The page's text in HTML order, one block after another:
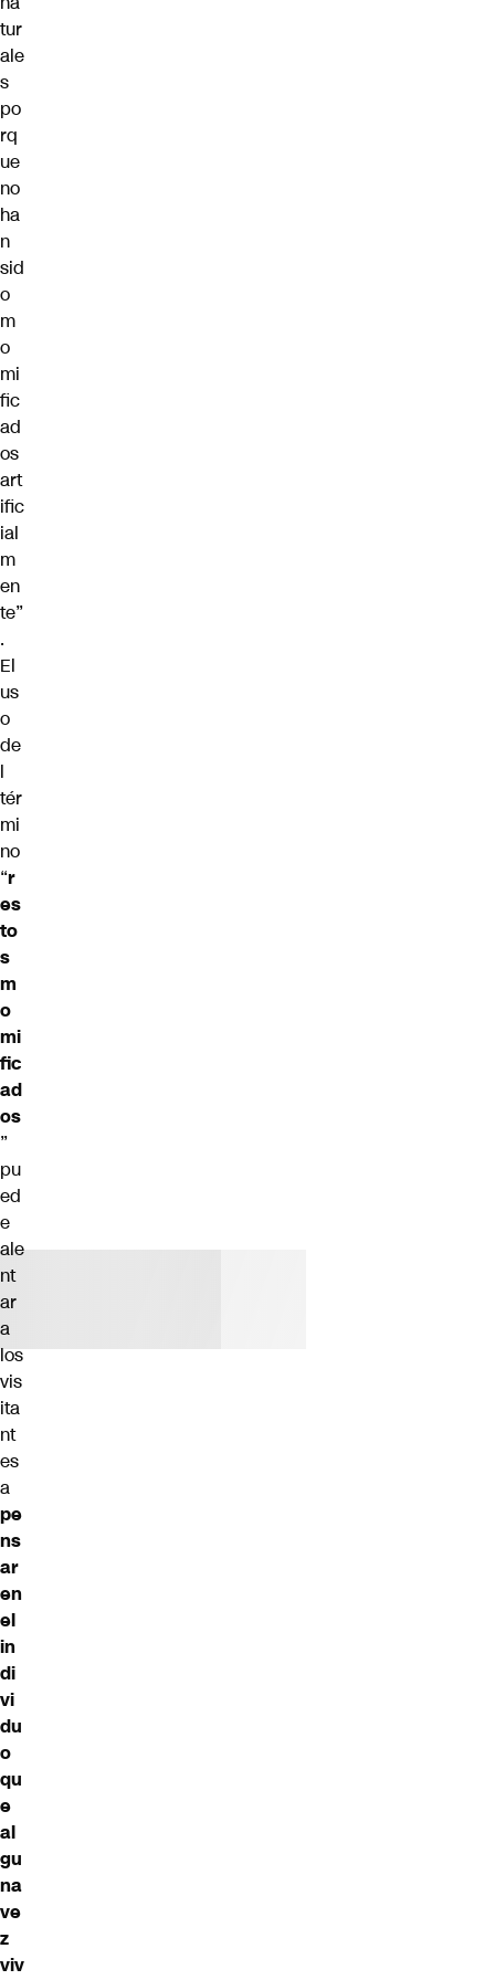
tur
ale
s
po
rq
ue
no
ha
n
sid
o
m
o
mi
fic
ad
os
art
ific
ial
m
en
te”
.
El
us
o
de
l
tér
mi
no
“r
es
to
s
m
o
mi
fic
ad
os
”
pu
ed
e
ale
nt
ar
a
los
vis
ita
nt
es
a
pe
ns
ar
en
el
in
di
vi
du
o
qu
e
al
gu
na
ve
z
viv